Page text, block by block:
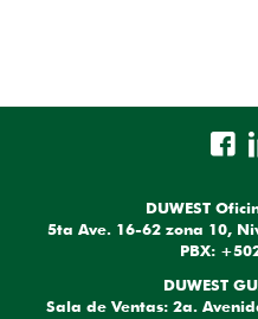
DUWEST
5ta Ave. 16-62 zona 10,
PBX:
DUWEST
Sala de Ventas: 2a.